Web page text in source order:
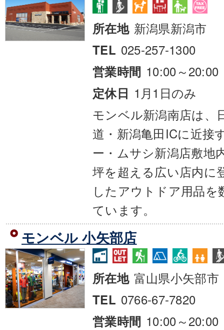
所在地 新潟県新潟市
TEL 025-257-1300
営業時間 10:00～20:00
定休日 1月1日のみ
モンベル新潟南店は、
道・新潟亀田ICに近接
ー・ムサシ新潟店敷地
坪を超える広い店内に
したアウトドア用品
ています。
モンベル 小矢部店
所在地 富山県小矢部市
TEL 0766-67-7820
営業時間 10:00～20:00